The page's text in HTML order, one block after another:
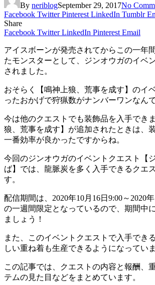
By neriblogSeptember 29, 2017No
Facebook Twitter Pinterest LinkedIn Tumblr
Share
Facebook Twitter LinkedIn Pinterest Email
アイスボーンが発売されてからこの一年
たモンスターとして、ジンオウガのイベ
されました。
おそらく【鳴神上狼、荒事を成す】のイ
ったおかげで狩猟数がナンバーワンなん
今は他のクエストでも装飾品を入手でき
狼、荒事を成す】が追加されたときは、
一番効率が良かったですからね。
今回のジンオウガのイベントクエスト【
ば】では、龍脈炭を多く入手できるクエ
す。
配信期間は、2020年10月16日9:00～2020
の一週間限定となっているので、期間中
ましょう！
また、このイベントクエストで入手でき
しい重ね着も生産できるようになっていま
この記事では、クエストの内容と報酬、
テムの見た目などをまとめています。